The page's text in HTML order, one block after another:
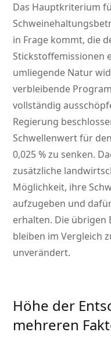
Das Hauptkriterium
in Frage kommt, die
Stickstoffemissionen
umliegende Natur
verbleibende
vollständig
Regierung
Schwellenwert für
0,025 % zu senken.
zusätzliche
Möglichkeit, ihre
aufzugeben und
erhalten. Die übrigen
bleiben im Vergleich
unverändert.
Höhe der
mehreren